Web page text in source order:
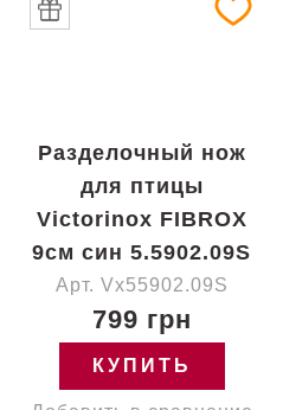
Разделочный нож
для птицы
Victorinox FIBROX
9см син 5.5902.09S
Арт. Vx55902.09S
799 грн
КУПИТЬ